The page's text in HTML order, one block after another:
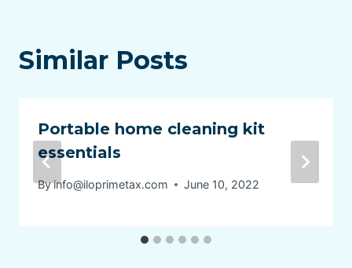
Similar Posts
Portable home cleaning kit
essentials
Byinfo@iloprimetax.com June 10, 2022